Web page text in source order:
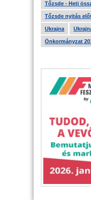
Tőzsde - Heti
Tőzsde nyitás
Ukrajna
Önkormányzat